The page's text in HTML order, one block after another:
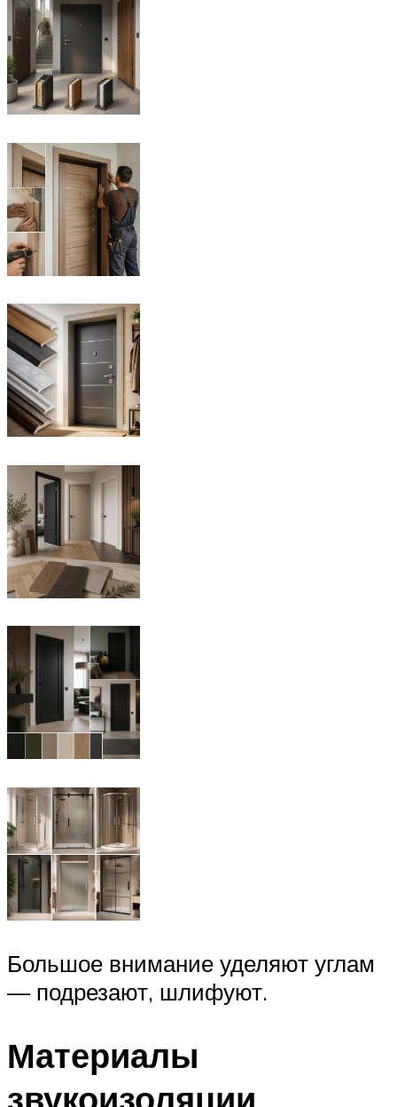
Большое внимание уделяют углам
— подрезают, шлифуют.
Материалы